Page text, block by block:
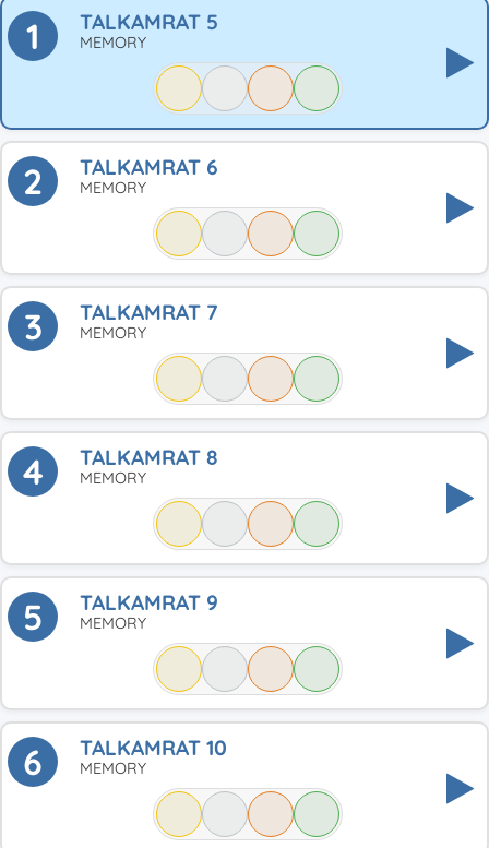
1 TALKAMRAT 5
MEMORY
2 TALKAMRAT 6
MEMORY
3 TALKAMRAT 7
MEMORY
4 TALKAMRAT 8
MEMORY
5 TALKAMRAT 9
MEMORY
6 TALKAMRAT 10
MEMORY